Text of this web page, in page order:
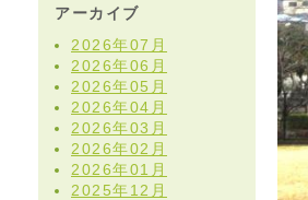
アーカイブ
2026年07月
2026年06月
2026年05月
2026年04月
2026年03月
2026年02月
2026年01月
2025年12月